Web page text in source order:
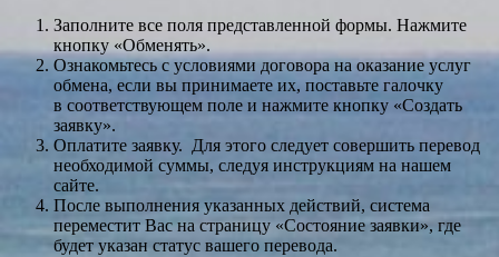
Заполните все поля представленной формы. Нажмите
кнопку «Обменять».
Ознакомьтесь с условиями договора на оказание услуг
обмена, если вы принимаете их, поставьте галочку
в соответствующем поле и нажмите кнопку «Создать
заявку».
Оплатите заявку. Для этого следует совершить перевод
необходимой суммы, следуя инструкциям на нашем
сайте.
После выполнения указанных действий, система
переместит Вас на страницу «Состояние заявки», где
будет указан статус вашего перевода.